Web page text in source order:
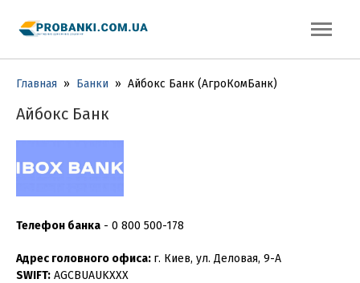
Главная » Банки » Айбокс Банк (АгроКомБанк)
Айбокс Банк
Телефон банка - 0 800 500-178
Адрес головного офиса: г. Киев, ул. Деловая, 9-А
SWIFT: AGCBUAUKXXX